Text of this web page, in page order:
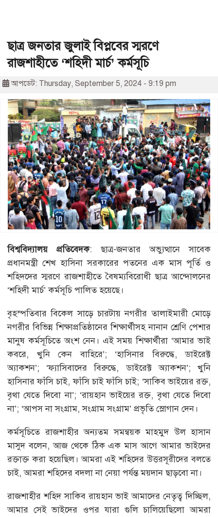
ছাত্র জনতার জুলাই বিপ্লবের স্মরণে
রাজশাহীতে ‘শহিদী মার্চ’ কর্মসূচি
আপডেট: Thursday, September 5, 2024 - 9:19 pm
বিশ্ববিদ্যালয় প্রতিবেদক: ছাত্র-জনতার অভ্যুত্থানে সাবেক
প্রধানমন্ত্রী শেখ হাসিনা সরকারের পতনের এক মাস পূর্তি ও
শহিদদের স্মরণে রাজশাহীতে বৈষম্যবিরোধী ছাত্র আন্দোলনের
‘শহিদী মার্চ’ কর্মসূচি পালিত হয়েছে।
বৃহস্পতিবার বিকেল সাড়ে চারটায় নগরীর তালাইমারী মোড়ে
নগরীর বিভিন্ন শিক্ষাপ্রতিষ্ঠানের শিক্ষার্থীসহ নানান শ্রেণি পেশার
মানুষ কর্মসূচিতে অংশ নেন। এই সময় শিক্ষার্থীরা ‘আমার ভাই
কবরে, খুনি কেন বাহিরে’; ‘হাসিনার বিরুদ্ধে, ডাইরেক্ট
অ্যাকশন’; ‘ফ্যাসিবাদের বিরুদ্ধে, ডাইরেক্ট অ্যাকশন’; খুনি
হাসিনার ফাঁসি চাই, ফাঁসি চাই ফাঁসি চাই; ‘সাকিব ভাইয়ের রক্ত,
বৃথা যেতে দিবো না’; ‘রায়হান ভাইয়ের রক্ত, বৃথা যেতে দিবো
না’; ‘আপস না সংগ্রাম, সংগ্রাম সংগ্রাম’ প্রভৃতি স্লোগান দেন।
কর্মসূচিতে রাজশাহীর অন্যতম সমন্বয়ক মাহমুদ উল হাসান
মাসুদ বলেন, আজ থেকে ঠিক এক মাস আগে আমার ভাইদের
রক্তাক্ত করা হয়েছিল। আমরা এই শহিদের উত্তরসূরীদের বলতে
চাই, আমরা শহিদের বদলা না নেয়া পর্যন্ত ময়দান ছাড়বো না।
রাজশাহীর শহিদ সাকিব রায়হান ভাই আমাদের নেতৃত্ব দিচ্ছিল,
আমার সেই ভাইদের ওপর যারা গুলি চালিয়েছিলো আমরা